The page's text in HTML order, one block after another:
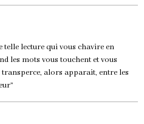
telle lecture qui vous chavire en
les mots vous touchent et vous
alors apparait, entre les